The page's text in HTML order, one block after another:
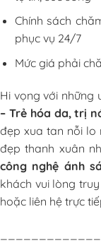
Chính sách
phục vụ 24/7
Mức giá phải
Hi vọng với những
– Trẻ hóa da, trị
đẹp xua tan nỗi lo
đẹp thanh xuân
công nghệ ánh
khách vui lòng
hoặc liên hệ trực